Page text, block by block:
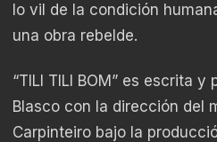
lo vil de la condición
una obra rebelde.
“TILI TILI BOM” es escrita
Blasco con la dirección del
Carpinteiro bajo la